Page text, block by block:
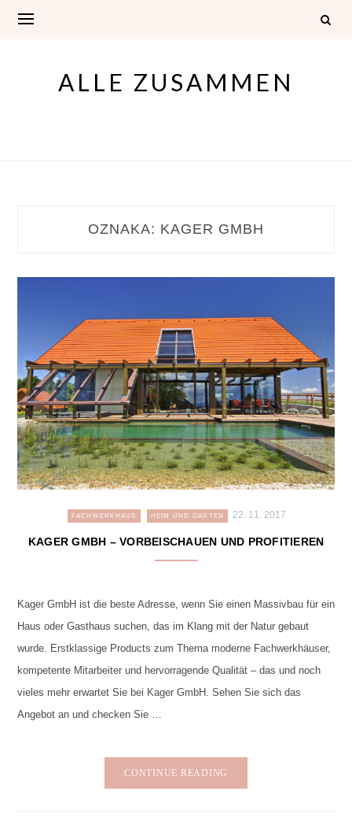
ALLE ZUSAMMEN
OZNAKA: KAGER GMBH
FACHWERKHAUS HEIM UND GARTEN 22. 11. 2017
KAGER GMBH – VORBEISCHAUEN UND PROFITIEREN
Kager GmbH ist die beste Adresse, wenn Sie einen Massivbau für ein
Haus oder Gasthaus suchen, das im Klang mit der Natur gebaut
wurde. Erstklassige Products zum Thema moderne Fachwerkhäuser,
kompetente Mitarbeiter und hervorragende Qualität – das und noch
vieles mehr erwartet Sie bei Kager GmbH. Sehen Sie sich das
Angebot an und checken Sie …
CONTINUE READING